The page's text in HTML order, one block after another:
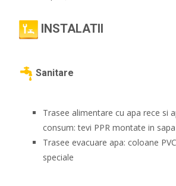
INSTALATII
Sanitare
Trasee alimentare cu apa rece si
consum: tevi PPR montate in sapa
Trasee evacuare apa: coloane
speciale